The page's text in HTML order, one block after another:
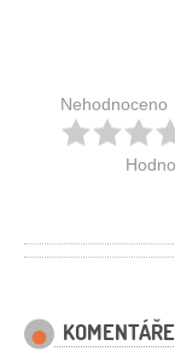
Nehodnoceno
KOMENTÁŘE